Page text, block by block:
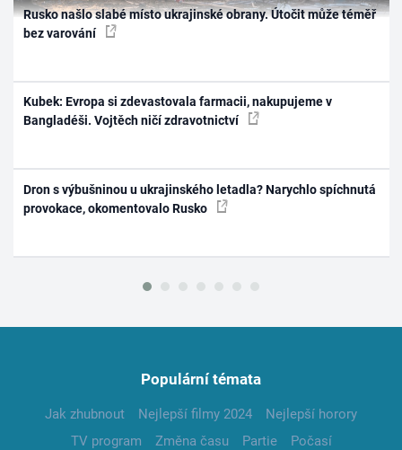
Rusko našlo slabé místo ukrajinské obrany. Útočit může téměř
bez varování
Kubek: Evropa si zdevastovala farmacii, nakupujeme v
Bangladéši. Vojtěch ničí zdravotnictví
Dron s výbušninou u ukrajinského letadla? Narychlo spíchnutá
provokace, okomentovalo Rusko
Populární témata
Jak zhubnout Nejlepší filmy 2024
Nejlepší horory
TV program
Změna času Partie
Počasí